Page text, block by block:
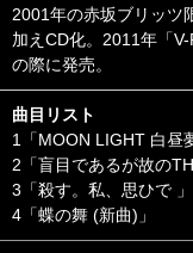
2001年の赤坂ブリッツ
加えCD化。2011年「
の際に発売。
曲目リスト
1「MOON LIGHT 白昼
2「盲目であるが故の
3「殺す。私、思ひで 」
4「蝶の舞 (新曲)」